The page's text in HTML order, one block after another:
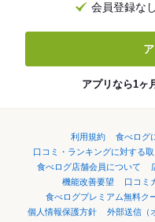
会員登録な
アプリなら1ヶ
利用規約 食べログ
口コミ・ランキングに対する
食べログ店舗会員について
機能改善要望
口コミ
食べログプレミアム無料ク
個人情報保護方針
外部送信（